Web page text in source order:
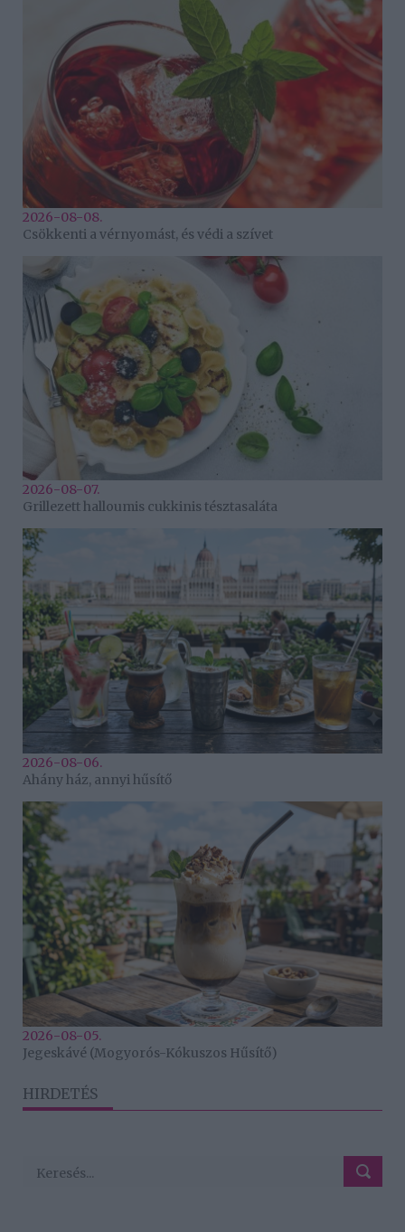
2026-08-08.
Csökkenti a vérnyomást, és védi a szívet
2026-08-07.
Grillezett halloumis cukkinis tésztasaláta
2026-08-06.
Ahány ház, annyi hűsítő
2026-08-05.
Jegeskávé (Mogyorós-Kókuszos Hűsítő)
HIRDETÉS